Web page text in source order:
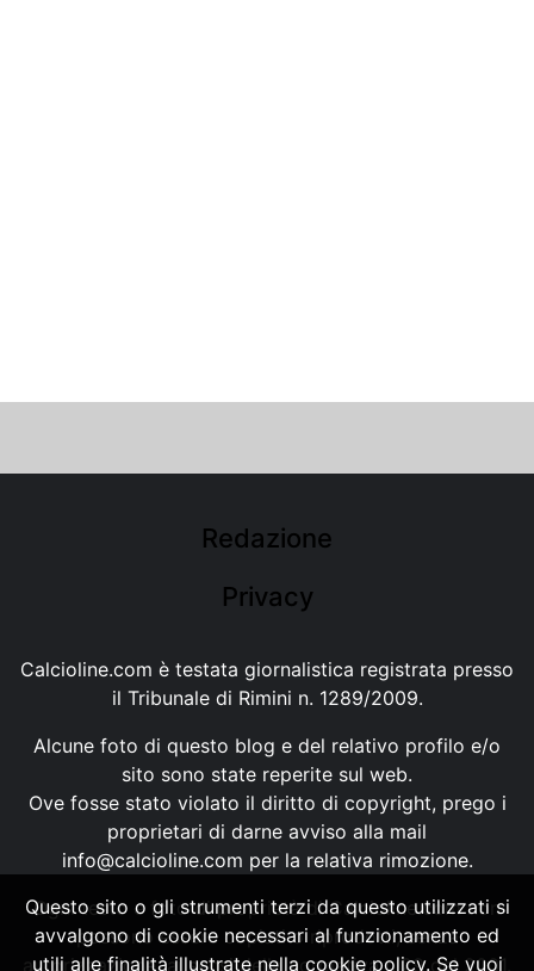
Redazione
Privacy
Calcioline.com è testata giornalistica registrata presso
il Tribunale di Rimini n. 1289/2009.
Alcune foto di questo blog e del relativo profilo e/o
sito sono state reperite sul web.
Ove fosse stato violato il diritto di copyright, prego i
proprietari di darne avviso alla mail
info@calcioline.com per la relativa rimozione.
Ogni testo e foto di proprietà di Calcioline.com non
possono essere copiati o riprodotti, senza
autorizzazione, ai sensi della normativa n.29 del 2001.
Questo sito o gli strumenti terzi da questo utilizzati si
avvalgono di cookie necessari al funzionamento ed
utili alle finalità illustrate nella cookie policy. Se vuoi